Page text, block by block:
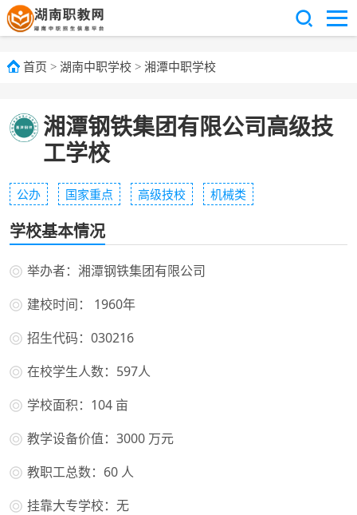
首页 > 湖南中职学校 > 湘潭中职学校
湘潭钢铁集团有限公司高级技
工学校
公办 国家重点 高级技校 机械类
学校基本情况
举办者：湘潭钢铁集团有限公司
建校时间： 1960年
招生代码：030216
在校学生人数：597人
学校面积：104 亩
教学设备价值：3000 万元
教职工总数：60 人
挂靠大专学校：无